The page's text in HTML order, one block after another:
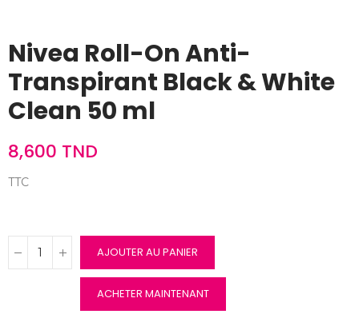
Nivea Roll-On Anti-
Transpirant Black & White
Clean 50 ml
8,600 TND
TTC
AJOUTER AU PANIER
ACHETER MAINTENANT